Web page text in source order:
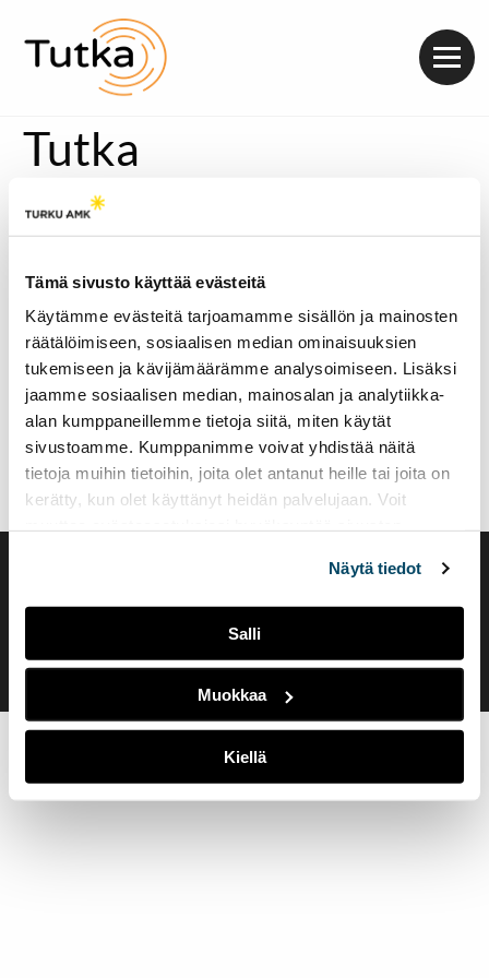
Tämä sivusto käyttää evästeitä
Käytämme evästeitä tarjoamamme sisällön ja mainosten
räätälöimiseen, sosiaalisen median ominaisuuksien
tukemiseen ja kävijämäärämme analysoimiseen. Lisäksi
jaamme sosiaalisen median, mainosalan ja analytiikka-
alan kumppaneillemme tietoja siitä, miten käytät
sivustoamme. Kumppanimme voivat yhdistää näitä
tietoja muihin tietoihin, joita olet antanut heille tai joita on
kerätty, kun olet käyttänyt heidän palvelujaan. Voit
Näytä tiedot
Salli
Muokkaa
Kiellä
Tutka
Evästeasetukset